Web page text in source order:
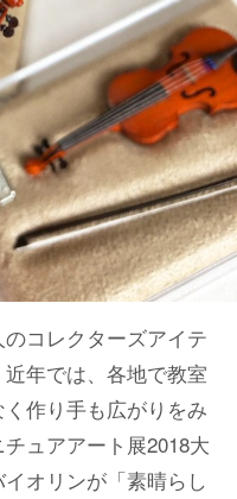
コレクターズアイテ
年では、各地で教室
作り手も広がりをみ
ュアアート展2018大
オリンが「素晴らし